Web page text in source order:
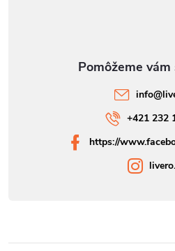
info@
+421 232
https://